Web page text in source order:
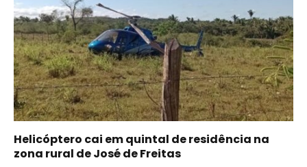
Helicóptero cai em quintal de residência na
zona rural de José de Freitas